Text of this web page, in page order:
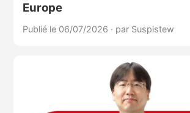
Europe
Publié le 06/07/2026 · par Suspistew